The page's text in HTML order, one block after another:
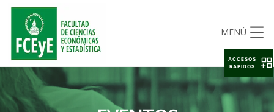
MENÚ
ACCESOS
RAPIDOS